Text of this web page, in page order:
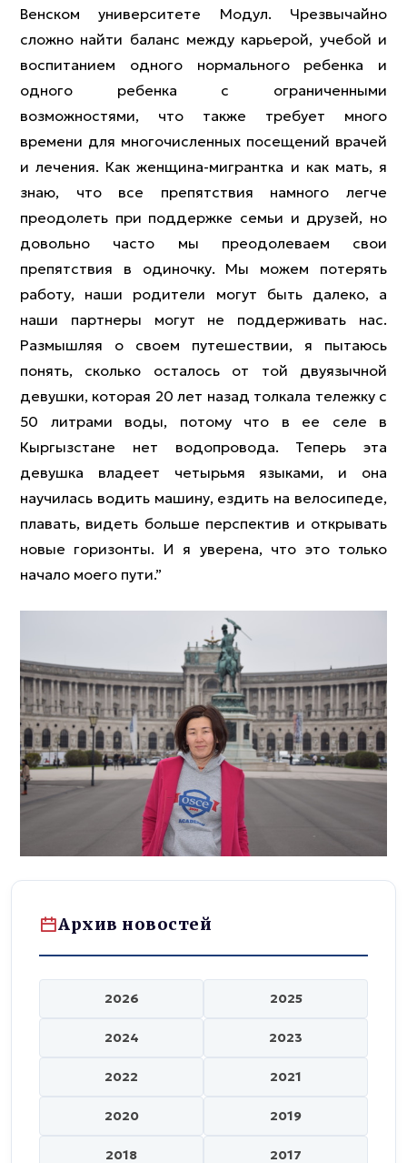
Венском университете Модул. Чрезвычайно
сложно найти баланс между карьерой, учебой и
воспитанием одного нормального ребенка и
одного ребенка с ограниченными
возможностями, что также требует много
времени для многочисленных посещений врачей
и лечения. Как женщина-мигрантка и как мать, я
знаю, что все препятствия намного легче
преодолеть при поддержке семьи и друзей, но
довольно часто мы преодолеваем свои
препятствия в одиночку. Мы можем потерять
работу, наши родители могут быть далеко, а
наши партнеры могут не поддерживать нас.
Размышляя о своем путешествии, я пытаюсь
понять, сколько осталось от той двуязычной
девушки, которая 20 лет назад толкала тележку с
50 литрами воды, потому что в ее селе в
Кыргызстане нет водопровода. Теперь эта
девушка владеет четырьмя языками, и она
научилась водить машину, ездить на велосипеде,
плавать, видеть больше перспектив и открывать
новые горизонты. И я уверена, что это только
начало моего пути.”
Архив новостей
2026 2025
2024 2023
2022 2021
2020 2019
2018 2017